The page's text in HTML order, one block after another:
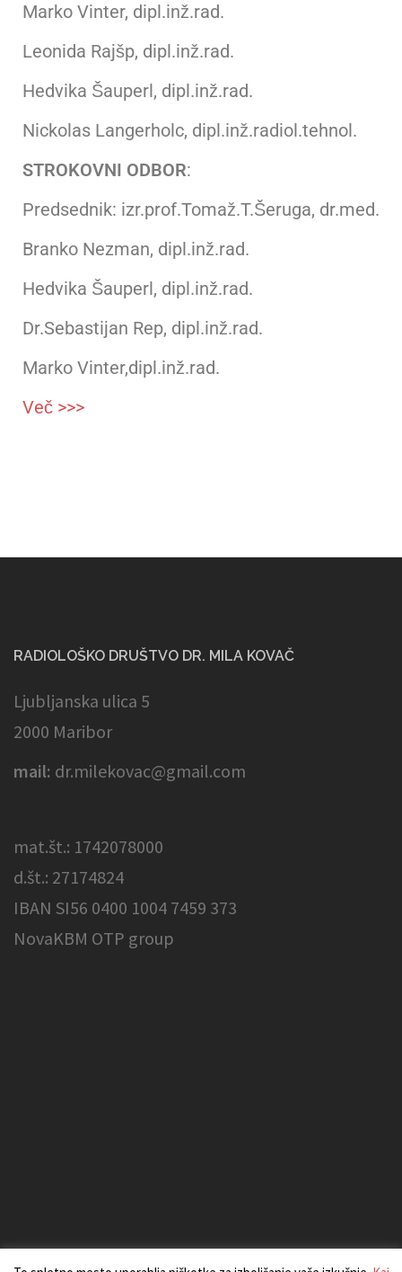
Marko Vinter, dipl.inž.rad.
Leonida Rajšp, dipl.inž.rad.
Hedvika Šauperl, dipl.inž.rad.
Nickolas Langerholc, dipl.inž.radiol.tehnol.
STROKOVNI ODBOR:
Predsednik: izr.prof.Tomaž.T.Šeruga, dr.med.
Branko Nezman, dipl.inž.rad.
Hedvika Šauperl, dipl.inž.rad.
Dr.Sebastijan Rep, dipl.inž.rad.
Marko Vinter,dipl.inž.rad.
Več >>>
RADIOLOŠKO DRUŠTVO DR. MILA KOVAČ
Ljubljanska ulica 5
2000 Maribor
mail: dr.milekovac@gmail.com
mat.št.: 1742078000
d.št.: 27174824
IBAN SI56 0400 1004 7459 373
NovaKBM OTP group